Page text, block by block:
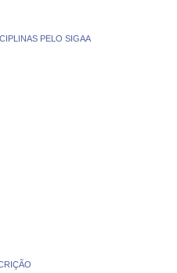
PELO SIGAA